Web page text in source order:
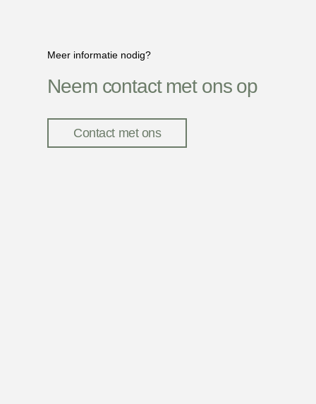
Meer informatie nodig?
Neem contact met ons op
Contact met ons